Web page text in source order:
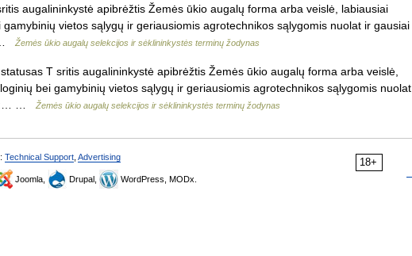
augalininkystė apibrėžtis Žemės ūkio augalų forma arba veislė, labiausiai
vietos sąlygų ir geriausiomis agrotechnikos sąlygomis nuolat ir gausiai
Žemės ūkio augalų selekcijos ir sėklininkystės terminų žodynas
T sritis augalininkystė apibrėžtis Žemės ūkio augalų forma arba veislė,
bei gamybinių vietos sąlygų ir geriausiomis agrotechnikos sąlygomis nuolat
…
Žemės ūkio augalų selekcijos ir sėklininkystės terminų žodynas
18+
Technical Support Advertising
Joomla, Drupal, WordPress, MODx.